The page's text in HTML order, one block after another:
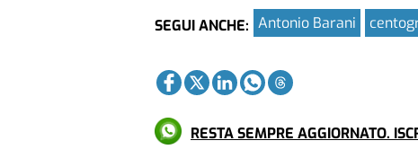
SEGUI ANCHE: Antonio Barani
RESTA SEMPRE AGGIORNATO.